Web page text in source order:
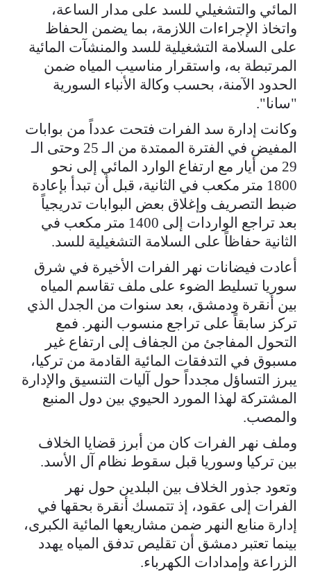
المائي والتشغيلي للسد على مدار ‏الساعة،
واتخاذ الإجراءات اللازمة، بما يضمن الحفاظ
على السلامة التشغيلية ‏للسد والمنشآ‌ت المائية
المرتبطة به، واستقرار مناسيب المياه ضمن
الحدود ‏الآمنة، بحسب وكالة الأنباء السورية
"سانا".
وكانت إدارة سد الفرات فتحت عدداً من بوابات
المفيض في الفترة الممتدة ‏من الـ 25 وحتى الـ
29 من أيار مع ارتفاع الوارد المائي إلى نحو
1800 متر مكعب ‏في الثانية، قبل أن تبدأ بإعادة
ضبط التصريف وإغلاق بعض البوابات ‏تدريجياً
بعد تراجع الواردات إلى 1400 متر مكعب في
الثانية حفاظاً على ‏السلامة التشغيلية للسد.
أعادت فيضانات نهر الفرات الأخيرة في شرق
سوريا تسليط الضوء على ملف تقاسم المياه
بين أنقرة ودمشق، بعد سنوات من الجدل الذي
تركز سابقاً على تراجع منسوب النهر. فمع
التحول المفاجئ من الجفاف إلى ارتفاع غير
مسبوق في التدفقات المائية القادمة من تركيا،
يبرز التساؤل مجدداً حول آليات التنسيق والإدارة
المشتركة لهذا المورد الحيوي بين دول المنبع
والمصب.
وملف نهر الفرات كان من أبرز قضايا الخلاف
بين تركيا وسوريا قبل سقوط نظام آل الأسد.
وتعود جذور الخلاف بين البلدين حول نهر
الفرات إلى عقود، إذ تتمسك أنقرة بحقها في
إدارة منابع النهر ضمن مشاريعها المائية الكبرى،
بينما تعتبر دمشق أن تقليص تدفق المياه يهدد
الزراعة وإمدادات الكهرباء.